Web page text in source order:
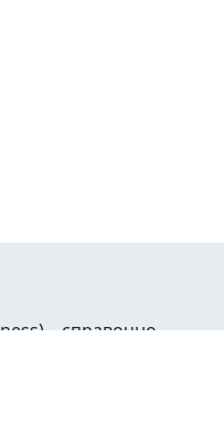
– справочно-